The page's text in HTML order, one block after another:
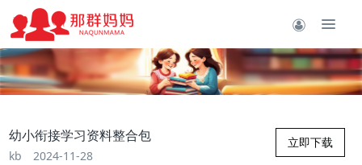
立即下载
幼小衔接学习资料整合包
kb 2024-11-28